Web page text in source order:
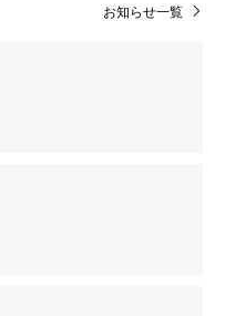
お知らせ一覧